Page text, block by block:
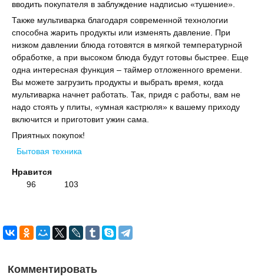
вводить покупателя в заблуждение надписью «тушение».
Также мультиварка благодаря современной технологии
способна жарить продукты или изменять давление. При
низком давлении блюда готовятся в мягкой температурной
обработке, а при высоком блюда будут готовы быстрее. Еще
одна интересная функция – таймер отложенного времени.
Вы можете загрузить продукты и выбрать время, когда
мультиварка начнет работать. Так, придя с работы, вам не
надо стоять у плиты, «умная кастрюля» к вашему приходу
включится и приготовит ужин сама.
Приятных покупок!
Бытовая техника
Нравится
96
103
Комментировать